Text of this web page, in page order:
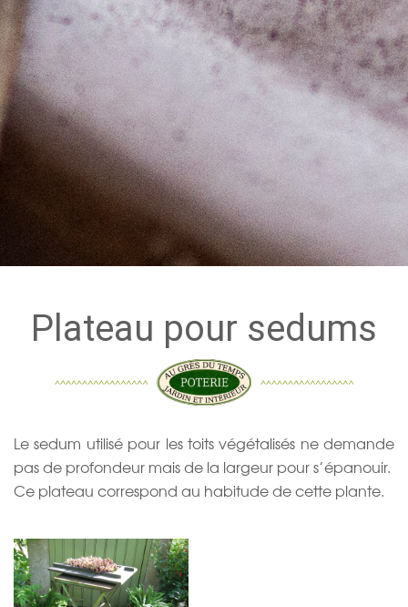
Plateau pour sedums
Le sedum utilisé pour les toits végétalisés ne demande
pas de profondeur mais de la largeur pour s’épanouir.
Ce plateau correspond au habitude de cette plante.